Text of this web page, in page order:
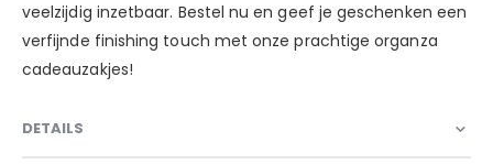
veelzijdig inzetbaar. Bestel nu en geef je geschenken een
verfijnde finishing touch met onze prachtige organza
cadeauzakjes!
DETAILS